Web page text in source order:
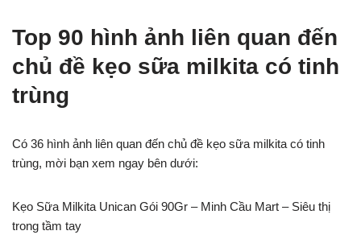
Top 90 hình ảnh liên quan đến
chủ đề kẹo sữa milkita có tinh
trùng
Có 36 hình ảnh liên quan đến chủ đề kẹo sữa milkita có tinh
trùng, mời bạn xem ngay bên dưới:
Kẹo Sữa Milkita Unican Gói 90Gr – Minh Cầu Mart – Siêu thị
trong tầm tay